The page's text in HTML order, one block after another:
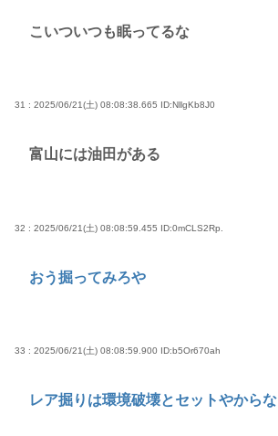
こいついつも眠ってるな
31 : 2025/06/21(土) 08:08:38.665 ID:NllgKb8J0
富山には油田がある
32 : 2025/06/21(土) 08:08:59.455 ID:0mCLS2Rp.
おう掘ってみろや
33 : 2025/06/21(土) 08:08:59.900 ID:b5Or670ah
レア掘りは環境破壊とセットやからな